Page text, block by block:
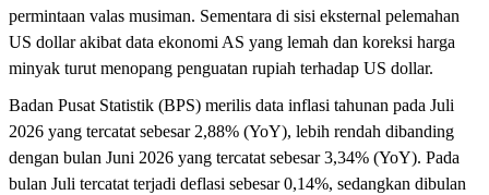
permintaan valas musiman. Sementara di sisi eksternal pelemahan
US dollar akibat data ekonomi AS yang lemah dan koreksi harga
minyak turut menopang penguatan rupiah terhadap US dollar.
Badan Pusat Statistik (BPS) merilis data inflasi tahunan pada Juli
2026 yang tercatat sebesar 2,88% (YoY), lebih rendah dibanding
dengan bulan Juni 2026 yang tercatat sebesar 3,34% (YoY). Pada
bulan Juli tercatat terjadi deflasi sebesar 0,14%, sedangkan dibulan